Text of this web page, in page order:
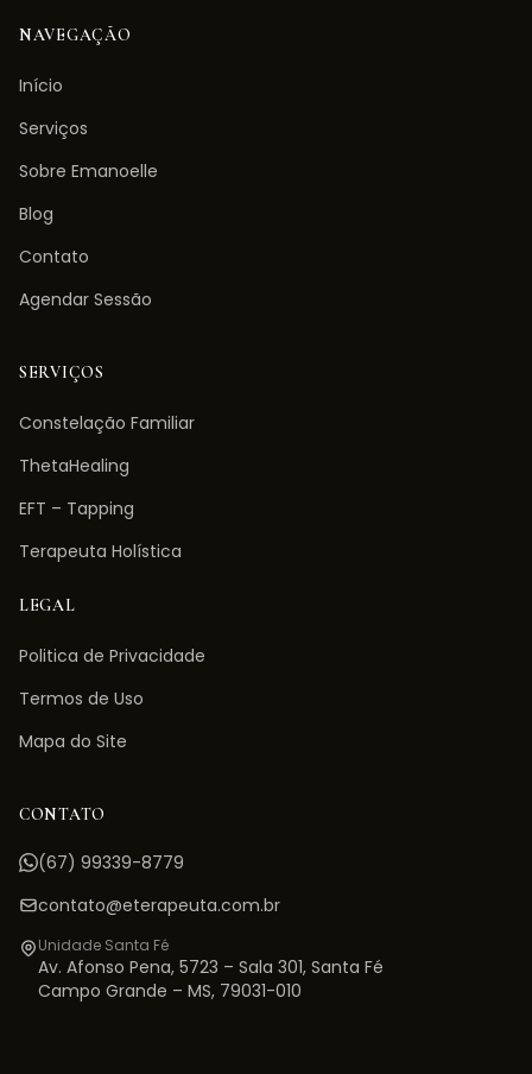
NAVEGAÇÃO
Início
Serviços
Sobre Emanoelle
Blog
Contato
Agendar Sessão
SERVIÇOS
Constelação Familiar
ThetaHealing
EFT – Tapping
Terapeuta Holística
LEGAL
Politica de Privacidade
Termos de Uso
Mapa do Site
CONTATO
(67) 99339-8779
contato@eterapeuta.com.br
Unidade Santa Fé
Av. Afonso Pena, 5723 – Sala 301, Santa Fé
Campo Grande – MS, 79031-010